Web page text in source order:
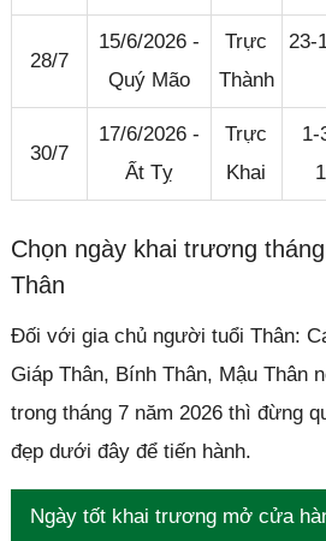
28/7
15/6/2026 -
Quý Mão
Trực
Thành
23-
30/7
17/6/2026 -
Ất Tỵ
Trực
Khai
1-
Chọn ngày khai trương
Thân
Đối với gia chủ người tuổi Thân:
Giáp Thân, Bính Thân, Mậu Thân
trong tháng 7 năm 2026 thì đừng
đẹp dưới đây để tiến hành.
Ngày tốt khai trương mở cửa